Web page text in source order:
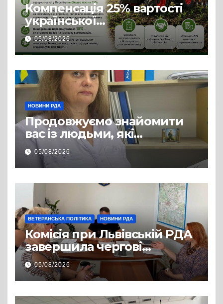
Компенсація 25% вартості
української
сільгосптехніки: що
змінилося для аграріїв
05/08/2026
НОВИНИ РДА
Продовжуємо знайомити
вас із людьми, які
допомагають нашим
захисникам і захисницям
повертатися до цивільного
життя
05/08/2026
ВЕТЕРАНСЬКА ПОЛІТИКА НОВИНИ РДА
Комісія при Львівській РДА
завершила чергові
співбесіди та
рекомендувала кандидатів
на посади фахівців із
супроводу
05/08/2026